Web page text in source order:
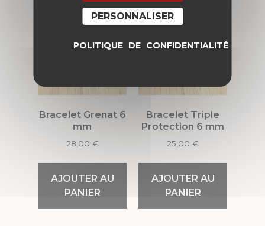
Bracelet Grenat 6
mm
28,00 €
AJOUTER AU
PANIER
Bracelet Triple
Protection 6 mm
25,00 €
AJOUTER AU
PANIER
PERSONNALISER
POLITIQUE DE CONFIDENTIALITÉ